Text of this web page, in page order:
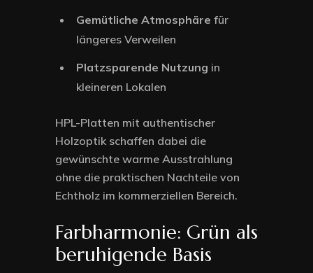
Gemütliche Atmosphäre für
längeres Verweilen
Platzsparende Nutzung in
kleineren Lokalen
HPL-Platten mit authentischer
Holzoptik schaffen dabei die
gewünschte warme Ausstrahlung
ohne die praktischen Nachteile von
Echtholz im kommerziellen Bereich.
Farbharmonie: Grün als
beruhigende Basis